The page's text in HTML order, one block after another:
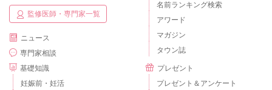
監修医師・専門家一覧
ニュース
専門家相談
基礎知識
妊娠前・妊活
名前ランキング検索
アワード
マガジン
タウン誌
プレゼント
プレゼント＆アンケート